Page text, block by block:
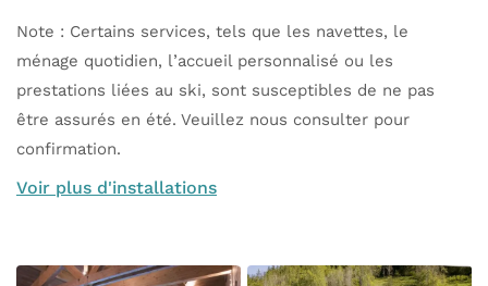
Note : Certains services, tels que les navettes, le
ménage quotidien, l’accueil personnalisé ou les
prestations liées au ski, sont susceptibles de ne pas
être assurés en été. Veuillez nous consulter pour
confirmation.
Voir plus d'installations